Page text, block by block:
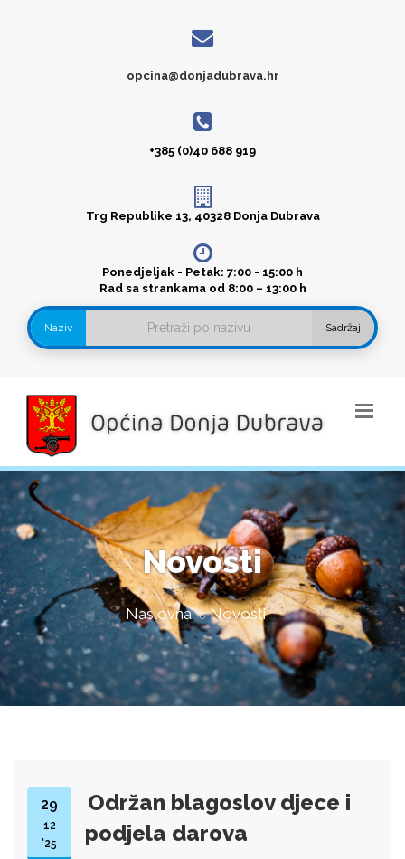
opcina@donjadubrava.hr
+385 (0)40 688 919
Trg Republike 13, 40328 Donja Dubrava
Ponedjeljak - Petak: 7:00 - 15:00 h
Rad sa strankama od 8:00 – 13:00 h
Naziv Sadržaj
Novosti
Naslovna Novosti
29
12
'25
Održan blagoslov djece i
podjela darova